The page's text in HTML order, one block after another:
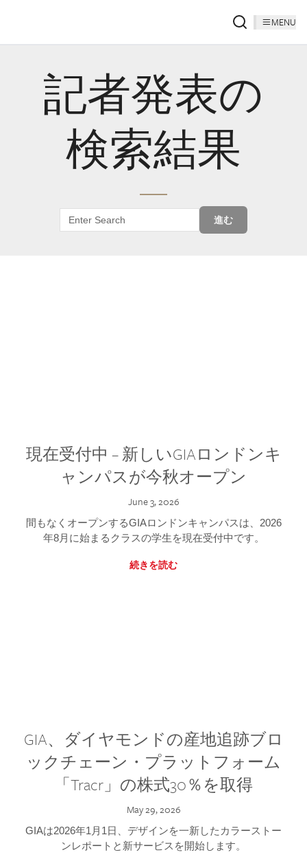
MENU
記者発表の
検索結果
進む
現在受付中 – 新しいGIAロンドンキ
ャンパスが今秋オープン
June 3, 2026
間もなくオープンするGIAロンドンキャンパスは、2026
年8月に始まるクラスの学生を現在受付中です。
続きを読む
GIA、ダイヤモンドの産地追跡ブロ
ックチェーン・プラットフォーム
「Tracr」の株式30％を取得
May 29, 2026
GIAは2026年1月1日、デザインを一新したカラーストー
ンレポートと新サービスを開始します。